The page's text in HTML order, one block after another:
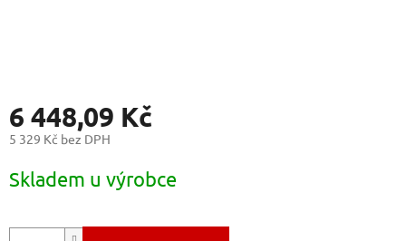
6 448,09 Kč
5 329 Kč bez DPH
cena:
Skladem u výrobce